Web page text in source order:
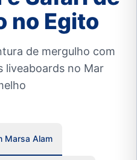
no Egito
de mergulho com
liveaboards no Mar
Marsa Alam